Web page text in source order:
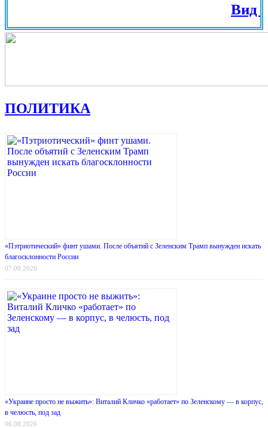
Вид на
ПОЛИТИКА
«Пэтриотический» финт ушами. После объятий с Зеленским Трамп вынужден искать
благосклонности России
07.08.2026
«Украине просто не выжить»: Виталий Кличко «работает» по Зеленскому — в корпус,
в челюсть, под зад
06.08.2026